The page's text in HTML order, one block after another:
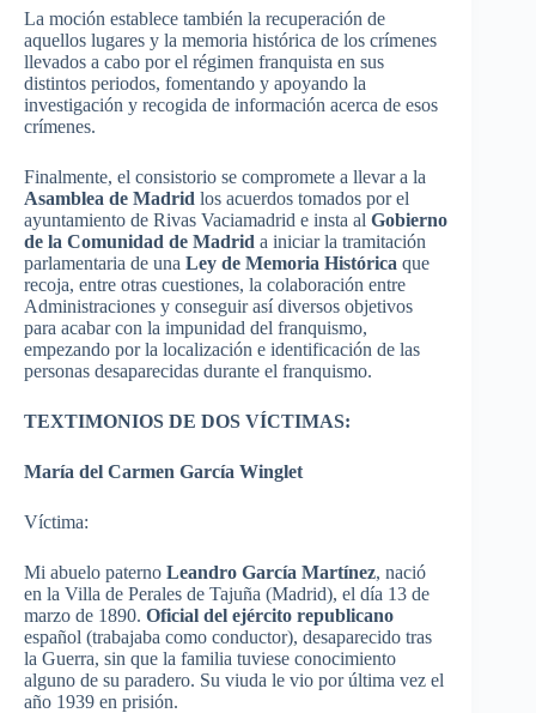
La moción establece también la recuperación de
aquellos lugares y la memoria histórica de los crímenes
llevados a cabo porel régimen franquista en sus
distintos periodos, fomentando y apoyando la
investigación y recogida de información acerca de esos
crímenes.
Finalmente, el consistorio se compromete a llevara la
Asamblea de Madrid los acuerdos tomados porel
ayuntamiento de Rivas Vaciamadrid e insta al Gobierno
de la Comunidad de Madrid a iniciarla tramitación
parlamentaria de una Ley de Memoria Histórica que
recoja, entre otras cuestiones, la colaboración entre
Administraciones y conseguir así diversos objetivos
para acabarcon la impunidad del franquismo,
empezando porla localización e identificación de las
personas desaparecidas durante el franquismo.
TEXTIMONIOS DE DOS VÍCTIMAS:
María del Carmen García Winglet
Víctima:
Mi abuelo paterno Leandro García Martínez, nació
en la Villa de Perales de Tajuña (Madrid), el día 13 de
marzo de 1890. Oficial del ejército republicano
español (trabajaba como conductor), desaparecido tras
la Guerra, sin que la familia tuviese conocimiento
alguno de su paradero. Su viuda le vio por última vez el
año 1939 en prisión.